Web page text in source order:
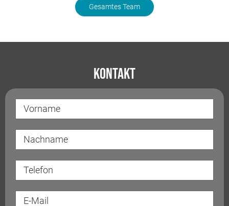
Gesamtes Team
Kontakt